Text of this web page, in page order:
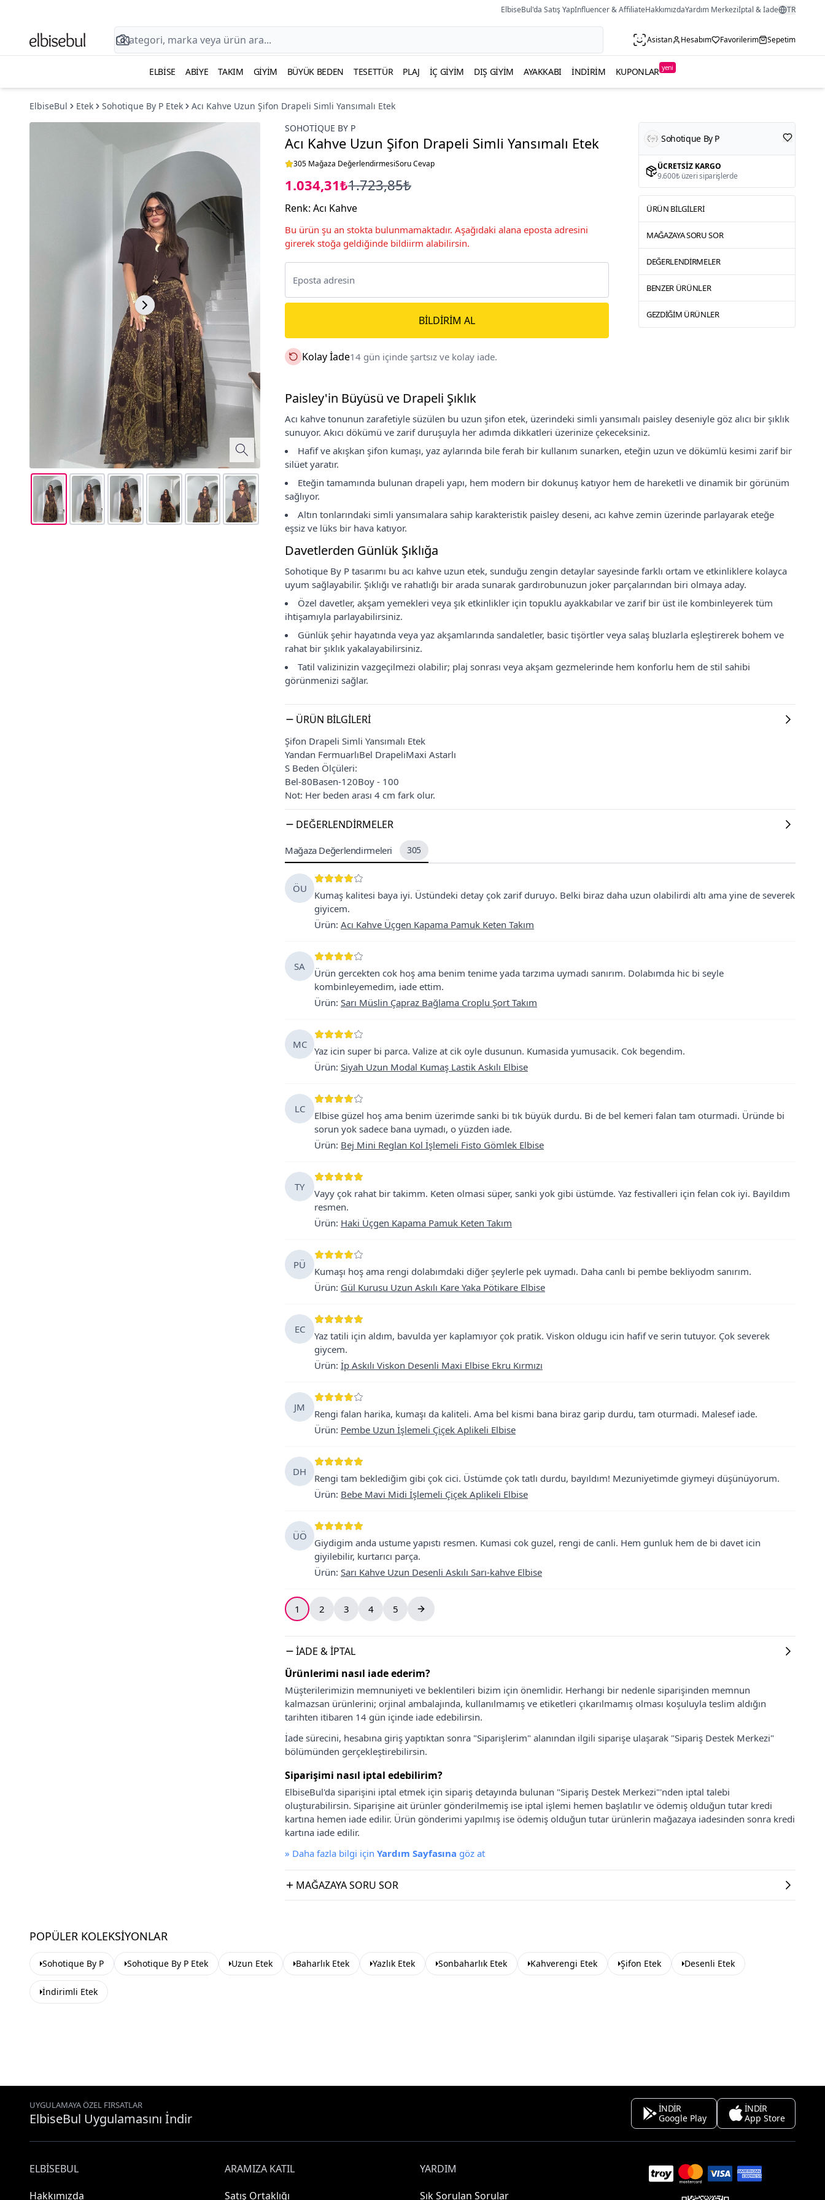
ElbiseBul'da Satış YapInfluencer & AffiliateHakkımızdaYardım Merkeziİptal & İade TR
Asistan Hesabım Favorilerim Sepetim
ELBISE ABIYE TAKIM GIYIM BÜYÜK BEDEN TESETTÜR PLAJ İÇ GIYIM DIŞ GIYIM AYAKKABI İNDIRIM KUPONLAR yeni
ElbiseBul Etek Sohotique By P Etek
Acı Kahve Uzun Şifon Drapeli Simli Yansımalı Etek
SOHOTIQUE BY P
Acı Kahve Uzun Şifon Drapeli Simli Yansımalı Etek
305 Mağaza DeğerlendirmesiSoru Cevap
1.034,31₺1.723,85₺
Renk: Acı Kahve
Bu ürün şu an stokta bulunmamaktadır. Aşağıdaki alana eposta adresini
girerek stoğa geldiğinde bildiirm alabilirsin.
BILDIRIM AL
Kolay İade14 gün içinde şartsız ve kolay iade.
Sohotique By P
ÜCRETSIZ KARGO
9.600₺ üzeri siparişlerde
ÜRÜN BILGILERI
MAĞAZAYA SORU SOR
DEĞERLENDIRMELER
BENZER ÜRÜNLER
GEZDIĞIM ÜRÜNLER
Paisley'in Büyüsü ve Drapeli Şıklık
Acı kahve tonunun zarafetiyle süzülen bu uzun şifon etek, üzerindeki simli yansımalı paisley deseniyle göz alıcı bir şıklık
sunuyor. Akıcı dökümü ve zarif duruşuyla her adımda dikkatleri üzerinize çekeceksiniz.
Hafif ve akışkan şifon kumaşı, yaz aylarında bile ferah bir kullanım sunarken, eteğin uzun ve dökümlü kesimi zarif bir
silüet yaratır.
Eteğin tamamında bulunan drapeli yapı, hem modern bir dokunuş katıyor hem de hareketli ve dinamik bir görünüm
sağlıyor.
Altın tonlarındaki simli yansımalara sahip karakteristik paisley deseni, acı kahve zemin üzerinde parlayarak eteğe
eşsiz ve lüks bir hava katıyor.
Davetlerden Günlük Şıklığa
Sohotique By P tasarımı bu acı kahve uzun etek, sunduğu zengin detaylar sayesinde farklı ortam ve etkinliklere kolayca
uyum sağlayabilir. Şıklığı ve rahatlığı bir arada sunarak gardırobunuzun joker parçalarından biri olmaya aday.
Özel davetler, akşam yemekleri veya şık etkinlikler için topuklu ayakkabılar ve zarif bir üst ile kombinleyerek tüm
ihtişamıyla parlayabilirsiniz.
Günlük şehir hayatında veya yaz akşamlarında sandaletler, basic tişörtler veya salaş bluzlarla eşleştirerek bohem ve
rahat bir şıklık yakalayabilirsiniz.
Tatil valizinizin vazgeçilmezi olabilir; plaj sonrası veya akşam gezmelerinde hem konforlu hem de stil sahibi
görünmenizi sağlar.
ÜRÜN BILGILERI
Şifon Drapeli Simli Yansımalı Etek
Yandan FermuarlıBel DrapeliMaxi Astarlı
S Beden Ölçüleri:
Bel-80Basen-120Boy - 100
Not: Her beden arası 4 cm fark olur.
DEĞERLENDIRMELER
Mağaza Değerlendirmeleri 305
ÖU
Kumaş kalitesi baya iyi. Üstündeki detay çok zarif duruyo. Belki biraz daha uzun olabilirdi altı ama yine de severek
giyicem.
Ürün: Acı Kahve Üçgen Kapama Pamuk Keten Takım
SA
Ürün gercekten cok hoş ama benim tenime yada tarzıma uymadı sanırım. Dolabımda hic bi seyle
kombinleyemedim, iade ettim.
Ürün: Sarı Müslin Çapraz Bağlama Croplu Şort Takım
MC
Yaz icin super bi parca. Valize at cik oyle dusunun. Kumasida yumusacik. Cok begendim.
Ürün: Siyah Uzun Modal Kumaş Lastik Askılı Elbise
LC
Elbise güzel hoş ama benim üzerimde sanki bi tık büyük durdu. Bi de bel kemeri falan tam oturmadi. Üründe bi
sorun yok sadece bana uymadı, o yüzden iade.
Ürün: Bej Mini Reglan Kol İşlemeli Fisto Gömlek Elbise
TY
Vayy çok rahat bir takimm. Keten olmasi süper, sanki yok gibi üstümde. Yaz festivalleri için felan cok iyi. Bayildım
resmen.
Ürün: Haki Üçgen Kapama Pamuk Keten Takım
PÜ
Kumaşı hoş ama rengi dolabımdaki diğer şeylerle pek uymadı. Daha canlı bi pembe bekliyodm sanırım.
Ürün: Gül Kurusu Uzun Askılı Kare Yaka Pötikare Elbise
EC
Yaz tatili için aldım, bavulda yer kaplamıyor çok pratik. Viskon oldugu icin hafif ve serin tutuyor. Çok severek
giycem.
Ürün: İp Askılı Viskon Desenli Maxi Elbise Ekru Kırmızı
JM
Rengi falan harika, kumaşı da kaliteli. Ama bel kismi bana biraz garip durdu, tam oturmadi. Malesef iade.
Ürün: Pembe Uzun İşlemeli Çiçek Aplikeli Elbise
DH
Rengi tam beklediğim gibi çok cici. Üstümde çok tatlı durdu, bayıldım! Mezuniyetimde giymeyi düşünüyorum.
Ürün: Bebe Mavi Midi İşlemeli Çiçek Aplikeli Elbise
ÜÖ
Giydigim anda ustume yapıstı resmen. Kumasi cok guzel, rengi de canli. Hem gunluk hem de bi davet icin
giyilebilir, kurtarıcı parça.
Ürün: Sarı Kahve Uzun Desenli Askılı Sarı-kahve Elbise
1 2 3 4 5
İADE & İPTAL
Ürünlerimi nasıl iade ederim?
Müşterilerimizin memnuniyeti ve beklentileri bizim için önemlidir. Herhangi bir nedenle siparişinden memnun
kalmazsan ürünlerini; orjinal ambalajında, kullanılmamış ve etiketleri çıkarılmamış olması koşuluyla teslim aldığın
tarihten itibaren 14 gün içinde iade edebilirsin.
İade sürecini, hesabına giriş yaptıktan sonra "Siparişlerim" alanından ilgili siparişe ulaşarak "Sipariş Destek Merkezi"
bölümünden gerçekleştirebilirsin.
Siparişimi nasıl iptal edebilirim?
ElbiseBul'da siparişini iptal etmek için sipariş detayında bulunan "Sipariş Destek Merkezi"'nden iptal talebi
oluşturabilirsin. Siparişine ait ürünler gönderilmemiş ise iptal işlemi hemen başlatılır ve ödemiş olduğun tutar kredi
kartına hemen iade edilir. Ürün gönderimi yapılmış ise ödemiş olduğun tutar ürünlerin mağazaya iadesinden sonra kredi
kartına iade edilir.
» Daha fazla bilgi için Yardım Sayfasına göz at
MAĞAZAYA SORU SOR
POPÜLER KOLEKSIYONLAR
Sohotique By P Sohotique By P Etek Uzun Etek Baharlık Etek Yazlık Etek Sonbaharlık Etek Kahverengi Etek Şifon Etek Desenli Etek
İndirimli Etek
UYGULAMAYA ÖZEL FIRSATLAR
ElbiseBul Uygulamasını İndir
İNDİR
Google Play
İNDİR
App Store
ELBISEBUL
Hakkımızda
ARAMIZA KATIL
Satış Ortaklığı
YARDIM
Sık Sorulan Sorular